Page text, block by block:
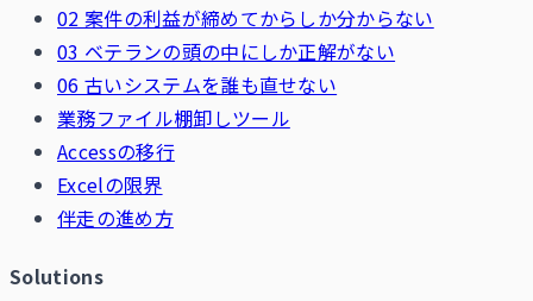
02 案件の利益が締めてからしか分からない
03 ベテランの頭の中にしか正解がない
06 古いシステムを誰も直せない
業務ファイル棚卸しツール
Accessの移行
Excelの限界
伴走の進め方
Solutions